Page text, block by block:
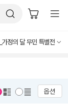
정의 달 무민 특별전
옵션